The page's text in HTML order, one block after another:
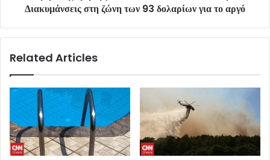
Διακυμάνσεις στη ζώνη των 93 δολαρίων για το αργό
Related Articles